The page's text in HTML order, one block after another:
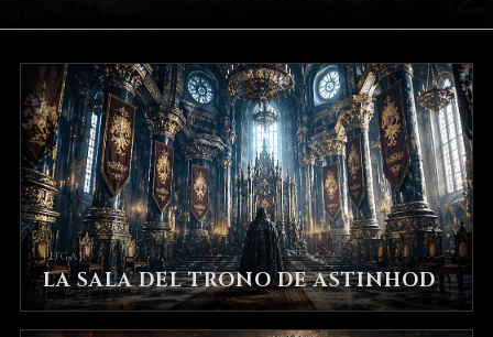
LUGAR
LA SALA DEL TRONO DE ASTINHOD